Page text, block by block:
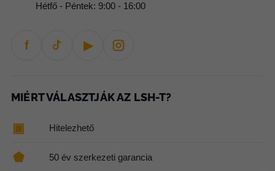
Hétfő - Péntek: 9:00 - 16:00
f ▶
MIÉRT VÁLASZTJÁK AZ LSH-T?
▣ Hitelezhető
⬟ 50 év szerkezeti garancia